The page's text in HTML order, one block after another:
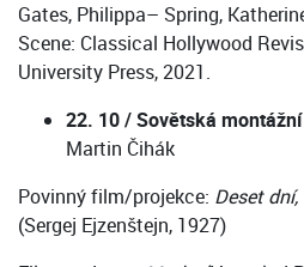
Gates, Philippa– Spring,
Scene: Classical Hollywood
University Press, 2021.
22. 10 / Sovětská
Martin Čihák
Povinný film/projekce: Deset
(Sergej Ejzenštejn, 1927)